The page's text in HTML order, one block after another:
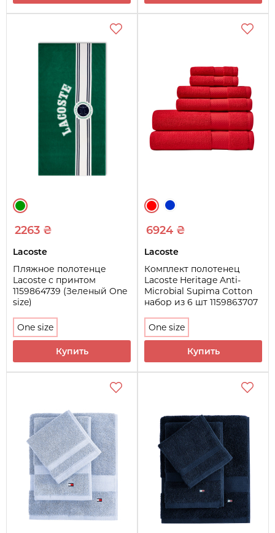
2263 ₴
Lacoste
Пляжное полотенце
Lacoste с принтом
1159864739 (Зеленый One
size)
One size
Купить
6924 ₴
Lacoste
Комплект полотенец
Lacoste Heritage Anti-
Microbial Supima Cotton
набор из 6 шт 1159863707
One size
Купить